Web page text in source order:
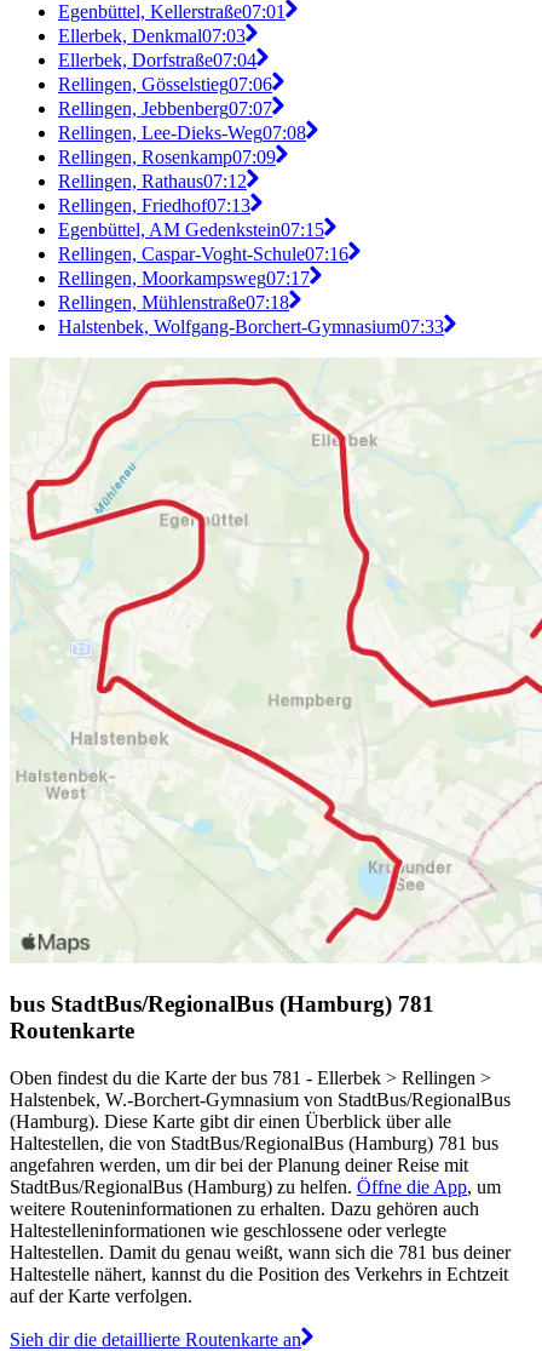
Egenbüttel, Kellerstraße07:01
Ellerbek, Denkmal07:03
Ellerbek, Dorfstraße07:04
Rellingen, Gösselstieg07:06
Rellingen, Jebbenberg07:07
Rellingen, Lee-Dieks-Weg07:08
Rellingen, Rosenkamp07:09
Rellingen, Rathaus07:12
Rellingen, Friedhof07:13
Egenbüttel, AM Gedenkstein07:15
Rellingen, Caspar-Voght-Schule07:16
Rellingen, Moorkampsweg07:17
Rellingen, Mühlenstraße07:18
Halstenbek, Wolfgang-Borchert-Gymnasium07:33
bus StadtBus/RegionalBus (Hamburg) 781
Routenkarte
Oben findest du die Karte der bus 781 - Ellerbek > Rellingen >
Halstenbek, W.-Borchert-Gymnasium von StadtBus/RegionalBus
(Hamburg). Diese Karte gibt dir einen Überblick über alle
Haltestellen, die von StadtBus/RegionalBus (Hamburg) 781 bus
angefahren werden, um dir bei der Planung deiner Reise mit
StadtBus/RegionalBus (Hamburg) zu helfen. Öffne die App, um
weitere Routeninformationen zu erhalten. Dazu gehören auch
Haltestelleninformationen wie geschlossene oder verlegte
Haltestellen. Damit du genau weißt, wann sich die 781 bus deiner
Haltestelle nähert, kannst du die Position des Verkehrs in Echtzeit
auf der Karte verfolgen.
Sieh dir die detaillierte Routenkarte an